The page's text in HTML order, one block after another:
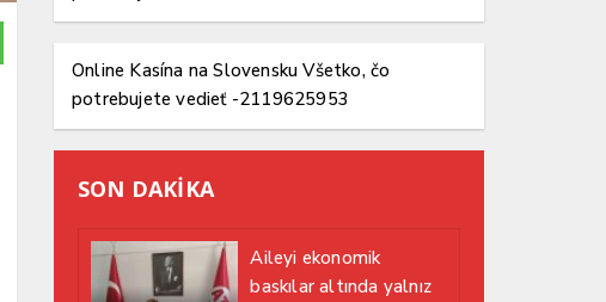
Online Kasína na Slovensku Všetko, čo
potrebujete vedieť -2119625953
SON DAKİKA
Aileyi ekonomik
baskılar altında yalnız